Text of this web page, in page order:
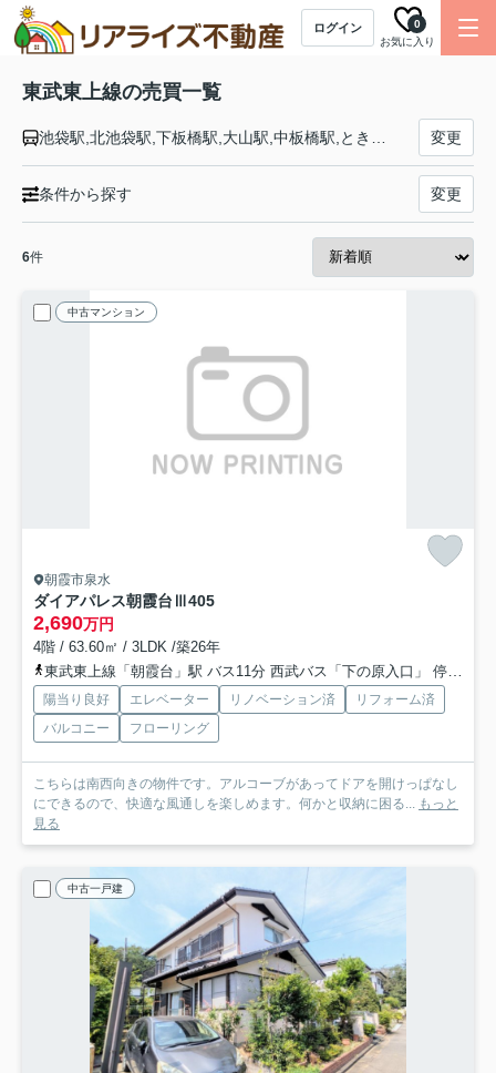
ログイン
お気に入り
0
東武東上線の売買一覧
変更
条件から探す 変更
6件
中古マンション
朝霞市泉水
ダイアパレス朝霞台Ⅲ405
2,690万円
4階 / 63.60㎡ / 3LDK /築26年
東武東上線「朝霞台」駅 バス11分 西武バス「下の原入口」 停歩2分
陽当り良好 エレベーター リノベーション済
リフォーム済
バルコニー
フローリング
こちらは南西向きの物件です。アルコーブがあってドアを開けっぱなし
にできるので、快適な風通しを楽しめます。何かと収納に困る... もっと
見る
中古一戸建